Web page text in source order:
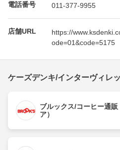
電話番号 011-377-9955
店舗URL
https://
ode=01&code=5175
ケーズデンキ/インターヴィレ
ブルックス/コーヒー通販
ア）